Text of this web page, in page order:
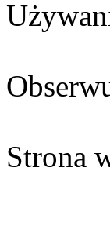
Strona